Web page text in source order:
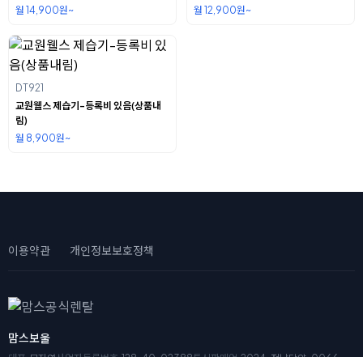
월 14,900원~
월 12,900원~
DT921
교원웰스 제습기-등록비 있음(상품내
림)
월 8,900원~
이용약관 개인정보보호정책
맘스보울